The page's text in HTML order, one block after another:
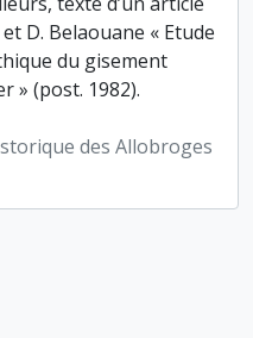
D. Belaouane « Etude
du gisement
» (post. 1982).
des Allobroges